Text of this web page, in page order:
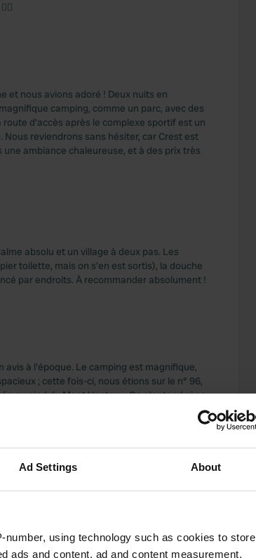
Ad Settings About
using technology such as cookies to store
ads and content, ad and content measurement,
et nous avions adoré ! Deux nuits en
camping, comme un parc, avec des
d'accès après le complexe sportif est un
reviendrons sans hésiter, car Crest est
ambiance chaleureuse, et à des prix très
absolu et un village à deux pas. Les
toilette, mais on s'en est sortis), la douche
par endroits. À recommander absolument !
avis à l'époque. Le camping est magnifique,
; cette fois-ci, nous étions sur le n° 96,
au pied du Mont Ventoux. On n'entend ni ne
pas eu de chance cette fois-ci car le restaurant
une ville magnifique. Si vous avez déjà
par la taille réduite de celui-ci. Le
pizzas sont préparées deux jours par